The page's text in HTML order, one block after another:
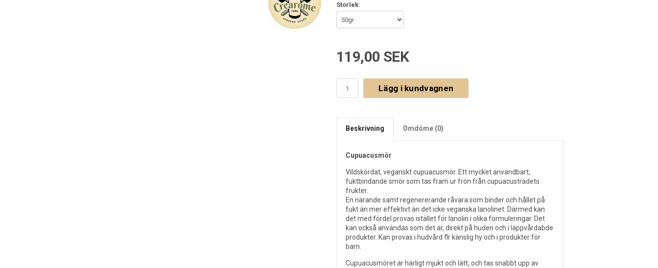
Storlek:
119,00 SEK
Lägg i kundvagnen
Beskrivning Omdöme (0)
Cupuacusmör
Vildskördat, veganskt cupuacusmör. Ett mycket användbart,
fuktbindande smör som tas fram ur frön från cupuacusträdets
frukter.
En närande samt regenererande råvara som binder och hållet på
fukt än mer effektivt än det icke veganska lanolinet. Därmed kan
det med fördel provas istället för lanolin i olika formuleringar. Det
kan också användas som det är, direkt på huden och i läppvårdabde
produkter. Kan provas i hudvård flr känslig hy och i produkter för
barn.
Cupuacusmöret är härligt mjukt och lätt, och tas snabbt upp av